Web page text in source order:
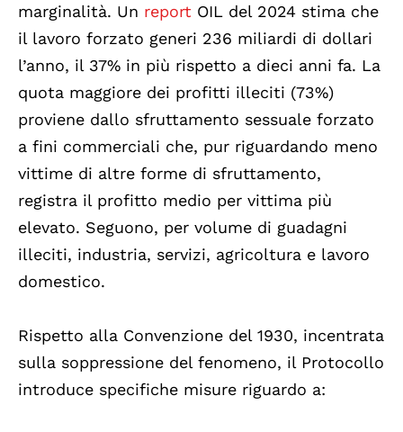
marginalità. Un report OIL del 2024 stima che
il lavoro forzato generi 236 miliardi di dollari
l’anno, il 37% in più rispetto a dieci anni fa. La
quota maggiore dei profitti illeciti (73%)
proviene dallo sfruttamento sessuale forzato
a fini commerciali che, pur riguardando meno
vittime di altre forme di sfruttamento,
registra il profitto medio per vittima più
elevato. Seguono, per volume di guadagni
illeciti, industria, servizi, agricoltura e lavoro
domestico.
Rispetto alla Convenzione del 1930, incentrata
sulla soppressione del fenomeno, il Protocollo
introduce specifiche misure riguardo a: